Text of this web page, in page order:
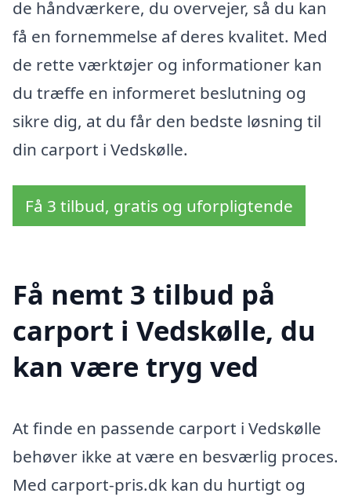
de håndværkere, du overvejer, så du kan
få en fornemmelse af deres kvalitet. Med
de rette værktøjer og informationer kan
du træffe en informeret beslutning og
sikre dig, at du får den bedste løsning til
din carport i Vedskølle.
Få 3 tilbud, gratis og uforpligtende
Få nemt 3 tilbud på
carport i Vedskølle, du
kan være tryg ved
At finde en passende carport i Vedskølle
behøver ikke at være en besværlig proces.
Med carport-pris.dk kan du hurtigt og